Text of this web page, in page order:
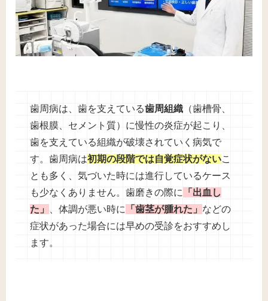
歯周病は、歯を支えている歯周組織 （歯槽骨、
歯根膜、セメント質）に慢性の炎症が起こり、
歯を支えている組織が破壊されていく病気で
す。歯周病は初期の段階では自覚症状がないこ
とも多く、気づいた時には進行しているケース
も少なくありません。歯磨きの際に
「出血し
た」
、体調が悪い時に 「歯茎が腫れた」 などの
症状があった場合には早めの受診をおすすめし
ます。